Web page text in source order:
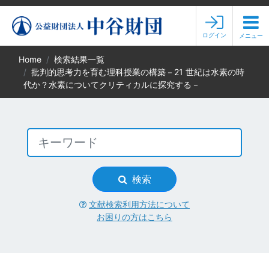
ログイン メニュー
Home
検索結果一覧
批判的思考力を育む理科授業の構築－21 世紀は水素の時
代か？水素についてクリティカルに探究する－
検索
文献検索利用方法について
お困りの方はこちら